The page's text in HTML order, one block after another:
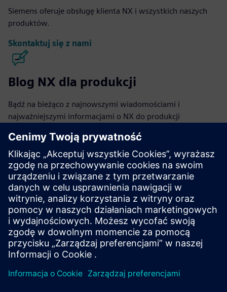
Siemens oferuje obsługę klienta NX i wszystkich naszych
produktów.
Skontaktuj się z nami
Blog NX dla produkcji
Bądź na bieżąco z najnowszymi wiadomościami i
najważniejszymi informacjami o NX do produkcji
Odwiedź blog
NX dla społeczności produkcyjnej
Dołącz do rozmowy lub uzyskaj odpowiedzi na wszystkie
pytania dotyczące oprogramowania produkcyjnego NX.
Odwiedź społeczność